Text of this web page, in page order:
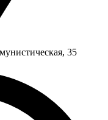
35